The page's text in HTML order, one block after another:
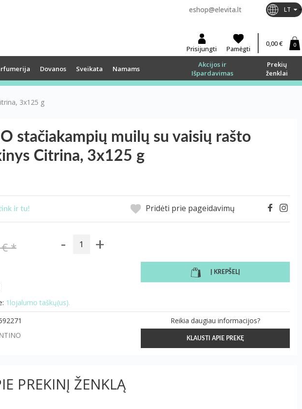
eshop@elevita.lt LT
Prisijungti Pamėgti
0,00 € 0
Dovanos Sveikata Namams
Akcijos ir
Išpardavimas
Prekių
ženklai
3x125 g
stačiakampių muilų su vaisių rašto
Citrina, 3x125 g
ir tu! Pridėti prie pageidavimų
€* - +
Į KREPŠELĮ
1lojalumo taškų(us).
Reikia daugiau informacijos?
KLAUSTI APIE PREKĘ
PREKINĮ ŽENKLĄ